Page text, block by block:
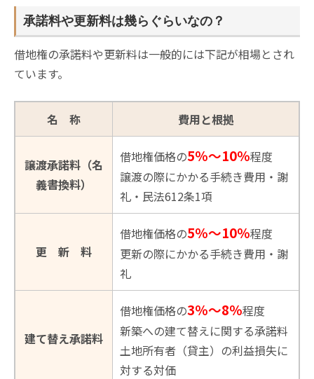
承諾料や更新料は幾らぐらいなの？
借地権の承諾料や更新料は一般的には下記が相場とされ
ています。
名 称 費用と根拠
譲渡承諾料（名
義書換料）
借地権価格の5％～10％程度
譲渡の際にかかる手続き費用・謝
礼・民法612条1項
更 新 料
借地権価格の5％～10％程度
更新の際にかかる手続き費用・謝
礼
建て替え承諾料
借地権価格の3％～8％程度
新築への建て替えに関する承諾料
土地所有者（貸主）の利益損失に
対する対価